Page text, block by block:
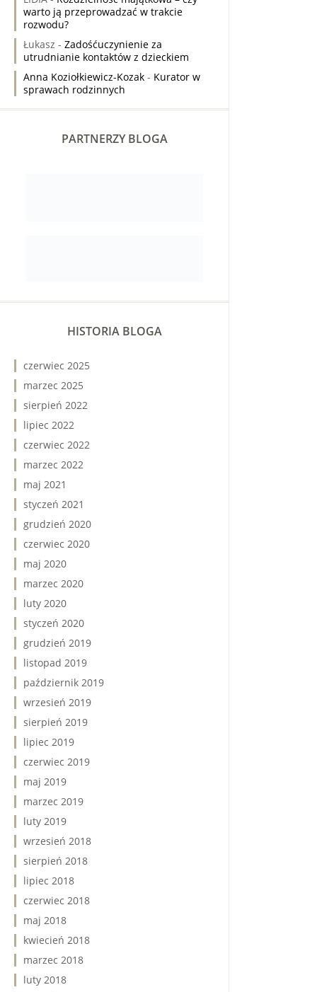
warto ją przeprowadzać w trakcie
rozwodu?
Łukasz - Zadośćuczynienie za
utrudnianie kontaktów z dzieckiem
Anna Koziołkiewicz-Kozak - Kurator w
sprawach rodzinnych
PARTNERZY BLOGA
HISTORIA BLOGA
czerwiec 2025
marzec 2025
sierpień 2022
lipiec 2022
czerwiec 2022
marzec 2022
maj 2021
styczeń 2021
grudzień 2020
czerwiec 2020
maj 2020
marzec 2020
luty 2020
styczeń 2020
grudzień 2019
listopad 2019
październik 2019
wrzesień 2019
sierpień 2019
lipiec 2019
czerwiec 2019
maj 2019
marzec 2019
luty 2019
wrzesień 2018
sierpień 2018
lipiec 2018
czerwiec 2018
maj 2018
kwiecień 2018
marzec 2018
luty 2018